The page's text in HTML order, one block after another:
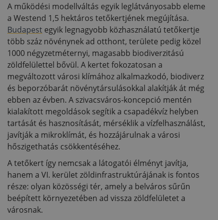
A működési modellváltás egyik leglátványosabb eleme
a Westend 1,5 hektáros tetőkertjének megújítása.
Budapest egyik legnagyobb közhasználatú tetőkertje
több száz növénynek ad otthont, területe pedig közel
1000 négyzetméternyi, magasabb biodiverzitású
zöldfelülettel bővül. A kertet fokozatosan a
megváltozott városi klímához alkalmazkodó, biodiverz
és beporzóbarát növénytársulásokkal alakítják át még
ebben az évben. A szivacsváros-koncepció mentén
kialakított megoldások segítik a csapadékvíz helyben
tartását és hasznosítását, mérséklik a vízfelhasználást,
javítják a mikroklímát, és hozzájárulnak a városi
hőszigethatás csökkentéséhez.
A tetőkert így nemcsak a látogatói élményt javítja,
hanem a VI. kerület zöldinfrastruktúrájának is fontos
része: olyan közösségi tér, amely a belváros sűrűn
beépített környezetében ad vissza zöldfelületet a
városnak.